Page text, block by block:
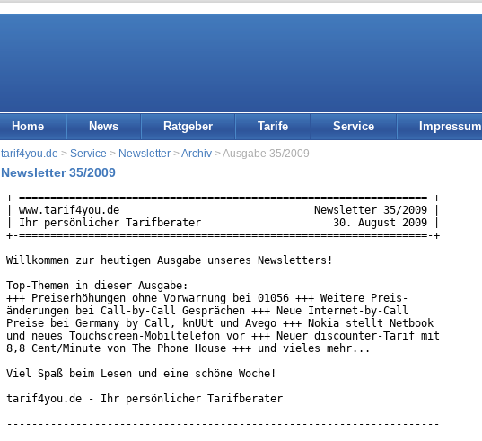
Home News Ratgeber Tarife Service Impressum
tarif4you.de > Service > Newsletter > Archiv > Ausgabe 35/2009
Newsletter 35/2009
+-=================================================================-+
| www.tarif4you.de                               Newsletter 35/2009 |
| Ihr persönlicher Tarifberater                     30. August 2009 |
+-=================================================================-+
Willkommen zur heutigen Ausgabe unseres Newsletters!
Top-Themen in dieser Ausgabe:
+++ Preiserhöhungen ohne Vorwarnung bei 01056 +++ Weitere Preis-
änderungen bei Call-by-Call Gesprächen +++ Neue Internet-by-Call
Preise bei Germany by Call, knUUt und Avego +++ Nokia stellt Netbook
und neues Touchscreen-Mobiltelefon vor +++ Neuer discounter-Tarif mit
8,8 Cent/Minute von The Phone House +++ und vieles mehr...
Viel Spaß beim Lesen und eine schöne Woche!
tarif4you.de - Ihr persönlicher Tarifberater
---------------------------------------------------------------------